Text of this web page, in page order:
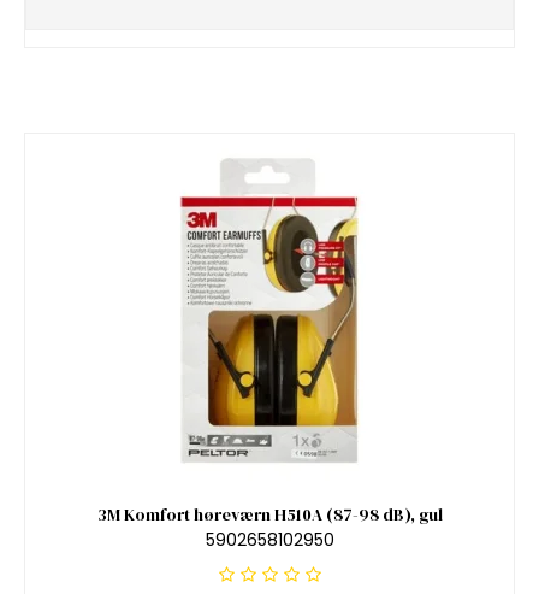
3M Komfort høreværn H510A (87-98 dB), gul
5902658102950